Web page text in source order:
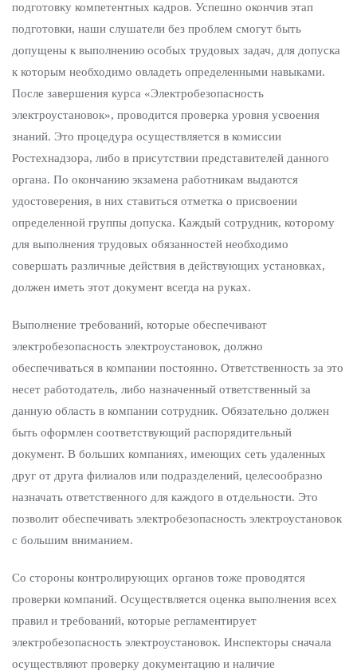
подготовку компетентных кадров. Успешно окончив этап
подготовки, наши слушатели без проблем смогут быть
допущены к выполнению особых трудовых задач, для допуска
к которым необходимо овладеть определенными навыками.
После завершения курса «Электробезопасность
электроустановок», проводится проверка уровня усвоения
знаний. Это процедура осуществляется в комиссии
Ростехнадзора, либо в присутствии представителей данного
органа. По окончанию экзамена работникам выдаются
удостоверения, в них ставиться отметка о присвоении
определенной группы допуска. Каждый сотрудник, которому
для выполнения трудовых обязанностей необходимо
совершать различные действия в действующих установках,
должен иметь этот документ всегда на руках.
Выполнение требований, которые обеспечивают
электробезопасность электроустановок, должно
обеспечиваться в компании постоянно. Ответственность за это
несет работодатель, либо назначенный ответственный за
данную область в компании сотрудник. Обязательно должен
быть оформлен соответствующий распорядительный
документ. В больших компаниях, имеющих сеть удаленных
друг от друга филиалов или подразделений, целесообразно
назначать ответственного для каждого в отдельности. Это
позволит обеспечивать электробезопасность электроустановок
с большим вниманием.
Со стороны контролирующих органов тоже проводятся
проверки компаний. Осуществляется оценка выполнения всех
правил и требований, которые регламентирует
электробезопасность электроустановок. Инспекторы сначала
осуществляют проверку документацию и наличие